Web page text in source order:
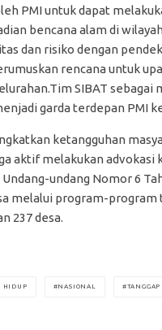
PMI untuk dapat
bencana alam di
dan risiko dengan
rencana untuk
SIBAT
garda terdepan PMI
ketangguhan
aktif melakukan
undang Nomor 6
melalui program-
237 desa.
HIDUP NASIONAL